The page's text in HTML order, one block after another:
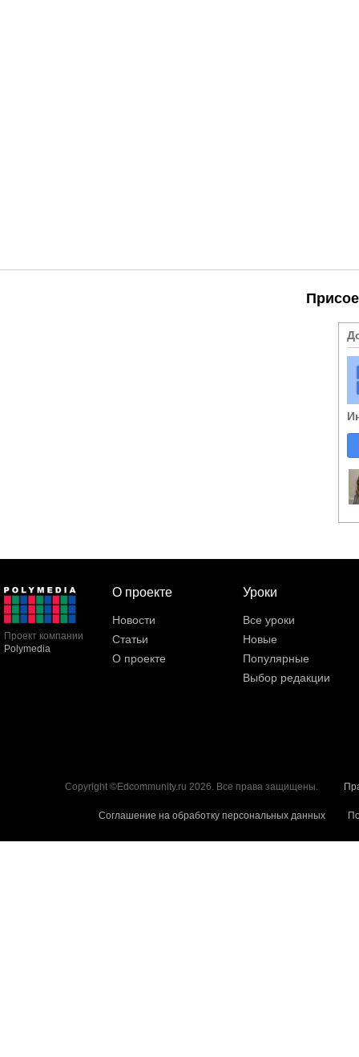
Проект компании
Polymedia
О проекте
Новости
Статьи
О проекте
Уроки
Все уроки
Новые
Популярные
Выбор редакции
Copyright ©Edcommunity.ru 2026. Все права защищены.
Соглашение на обработку персональных данных